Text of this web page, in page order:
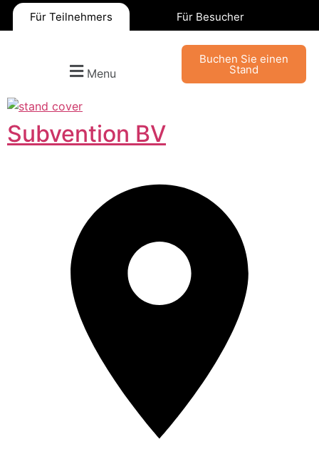
Für Teilnehmers Für Besucher
Menu
Buchen Sie einen
Stand
Subvention BV